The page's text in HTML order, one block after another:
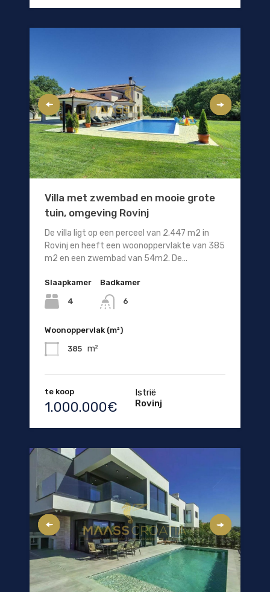
Villa met zwembad en mooie grote
tuin, omgeving Rovinj
De villa ligt op een perceel van 2.447 m2 in
Rovinj en heeft een woonoppervlakte van 385
m2 en een zwembad van 54m2. De...
Slaapkamer
4
Badkamer
6
Woonoppervlak (m²)
385 m²
te koop
1.000.000€
Istrië
Rovinj